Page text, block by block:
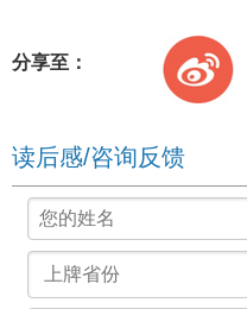
分享至：
读后感/咨询反馈